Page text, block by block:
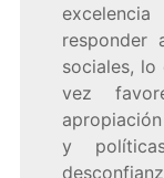
responder
sociales, lo
vez
y